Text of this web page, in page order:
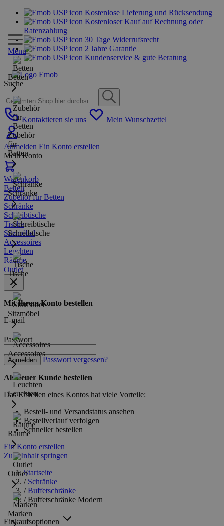
Kostenlose Lieferung und Rücksendung
Kostenloser Kauf auf Rechnung oder
Ratenzahlung
30 Tage Widerrufsrecht
2 Jahre Garantie
Kundenservice & gute Beratung
Suche
Kontaktieren sie uns Mein Wunschzettel
Anmelden Ein Konto erstellen
Mein Konto
Warenkorb
Menu
Betten
Zubehör
für
Betten
Schränke
Schreibtische
Tische
Sitzmöbel
Accessoires
Leuchten
Räume
Outlet
Marken
Betten
Zubehör für Betten
Schränke
Schreibtische
Tische
Sitzmöbel
Accessoires
Leuchten
Räume
Outlet
Mit Ihrem Konto bestellen
E-mail
Passwort
Anmelden Passwort vergessen?
Als neuer Kunde bestellen
Das Erstellen eines Kontos hat viele Vorteile:
Bestell- und Versandstatus ansehen
Bestellverlauf verfolgen
Schneller bestellen
Ein Konto erstellen
Zum Inhalt springen
Startseite
/ Schränke
/ Buffetschränke
/ Buffetschränke Modern
Einkaufsoptionen